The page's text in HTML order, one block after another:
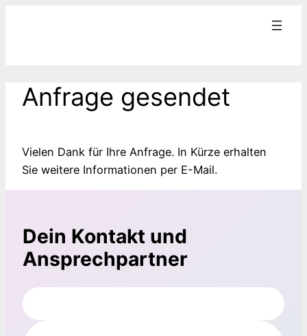
Anfrage gesendet
Vielen Dank für Ihre Anfrage. In Kürze erhalten
Sie weitere Informationen per E-Mail.
Dein Kontakt und
Ansprechpartner